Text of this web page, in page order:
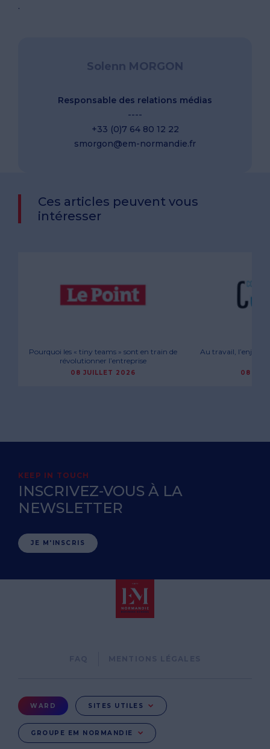
.
Solenn MORGON
Responsable des relations médias
----
+33 (0)7 64 80 12 22
smorgon@em-normandie.fr
Ces articles peuvent vous
intéresser
Pourquoi les « tiny teams » sont en train de
révolutionner l’entreprise
08 JUILLET 2026
Au travail, l’enjeu
08
KEEP IN TOUCH
INSCRIVEZ-VOUS À LA
NEWSLETTER
JE M'INSCRIS
Menu
Ward
WARD SITES UTILES
GROUPE EM NORMANDIE